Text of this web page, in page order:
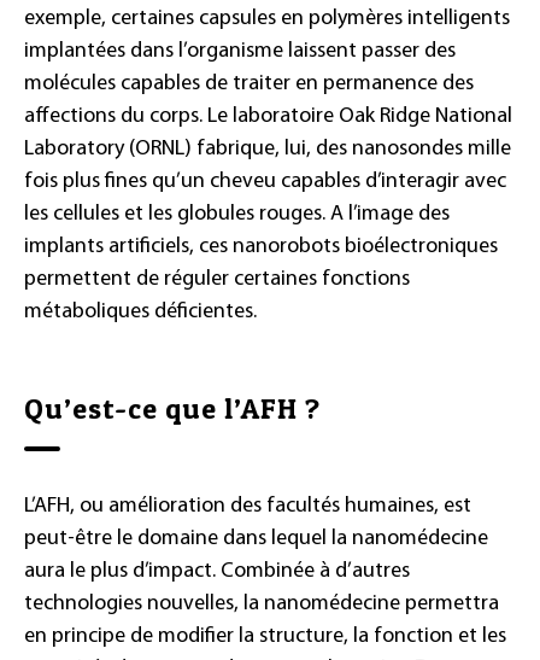
exemple, certaines capsules en polymères intelligents
implantées dans l’organisme laissent passer des
molécules capables de traiter en permanence des
affections du corps. Le laboratoire Oak Ridge National
Laboratory (ORNL) fabrique, lui, des nanosondes mille
fois plus fines qu’un cheveu capables d’interagir avec
les cellules et les globules rouges. A l’image des
implants artificiels, ces nanorobots bioélectroniques
permettent de réguler certaines fonctions
métaboliques déficientes.
Qu’est-ce que l’AFH ?
L’AFH, ou amélioration des facultés humaines, est
peut-être le domaine dans lequel la nanomédecine
aura le plus d’impact. Combinée à d’autres
technologies nouvelles, la nanomédecine permettra
en principe de modifier la structure, la fonction et les